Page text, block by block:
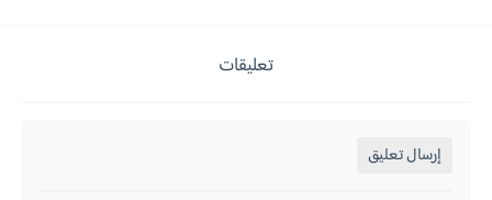
تعليقات
إرسال تعليق